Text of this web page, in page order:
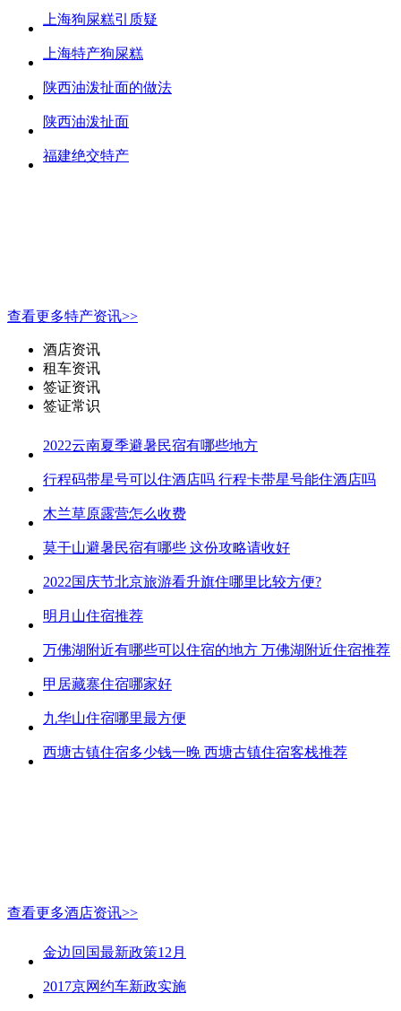
上海狗屎糕引质疑
上海特产狗屎糕
陕西油泼扯面的做法
陕西油泼扯面
福建绝交特产
查看更多特产资讯>>
酒店资讯
租车资讯
签证资讯
签证常识
2022云南夏季避暑民宿有哪些地方
行程码带星号可以住酒店吗 行程卡带星号能住酒店吗
木兰草原露营怎么收费
莫干山避暑民宿有哪些 这份攻略请收好
2022国庆节北京旅游看升旗住哪里比较方便?
明月山住宿推荐
万佛湖附近有哪些可以住宿的地方 万佛湖附近住宿推荐
甲居藏寨住宿哪家好
九华山住宿哪里最方便
西塘古镇住宿多少钱一晚 西塘古镇住宿客栈推荐
查看更多酒店资讯>>
金边回国最新政策12月
2017京网约车新政实施